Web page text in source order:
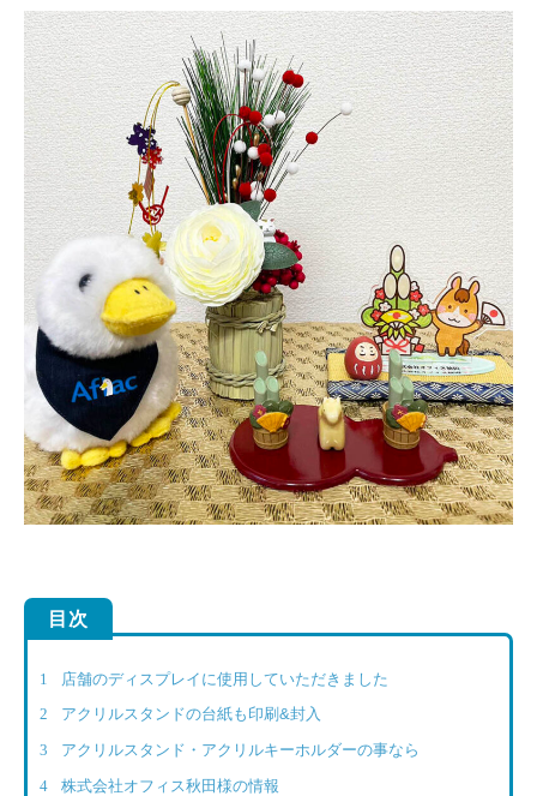
目次
1
店舗のディスプレイに使用していただきました
2
アクリルスタンドの台紙も印刷&封入
3
アクリルスタンド・アクリルキーホルダーの事なら
4
株式会社オフィス秋田様の情報